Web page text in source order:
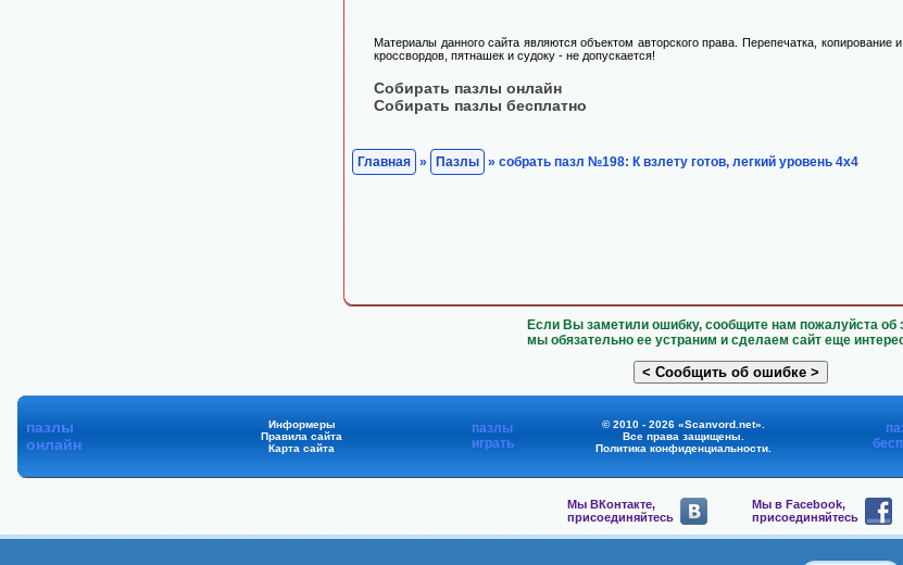
Материалы данного сайта являются объектом авторского права. Перепечатка, копирование
кроссвордов, пятнашек и судоку - не допускается!
Собирать пазлы онлайн
Собирать пазлы бесплатно
Главная » Пазлы » собрать пазл №198: К взлету готов, легкий уровень 4х4
Если Вы заметили ошибку, сообщите нам пожалуйста об
мы обязательно ее устраним и сделаем сайт еще
пазлы
онлайн
Информеры
Правила сайта
Карта сайта
пазлы
играть
© 2010 - 2026 «Scanvord.net».
Все права защищены.
Политика конфиденциальности.
Мы ВКонтакте,
присоединяйтесь
Мы в Facebook,
присоединяйтесь
присоединяйтесь